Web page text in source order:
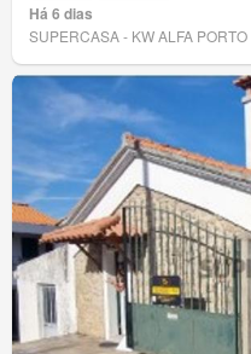
Há 6 dias
SUPERCASA - KW ALFA PORTO